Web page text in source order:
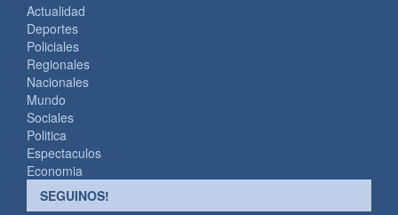
Actualidad
Deportes
Policiales
Regionales
Nacionales
Mundo
Sociales
Politica
Espectaculos
Economia
SEGUINOS!